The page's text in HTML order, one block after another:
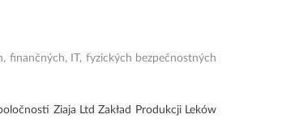
finančných, IT, fyzických bezpečnostných
Ziaja Ltd Zakład Produkcji Leków